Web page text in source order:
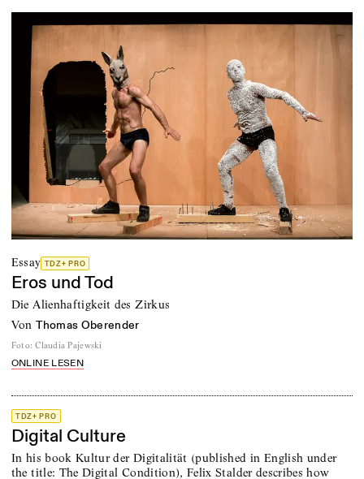
Essay TDZ+ PRO
Eros und Tod
Die Alienhaftigkeit des Zirkus
von Thomas Oberender
Foto: Claudia Pajewski
ONLINE LESEN
TDZ+ PRO
Digital Culture
In his book Kultur der Digitalität (published in English under
the title: The Digital Condition), Felix Stalder describes how